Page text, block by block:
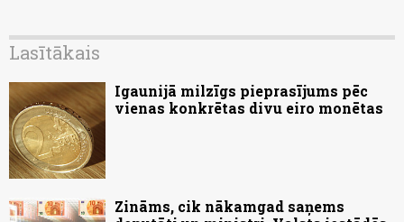
Lasītākais
Igaunijā milzīgs pieprasījums pēc
vienas konkrētas divu eiro monētas
Zināms, cik nākamgad saņems